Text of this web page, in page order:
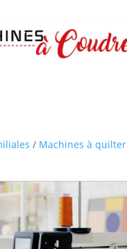
/ Machines à quilter